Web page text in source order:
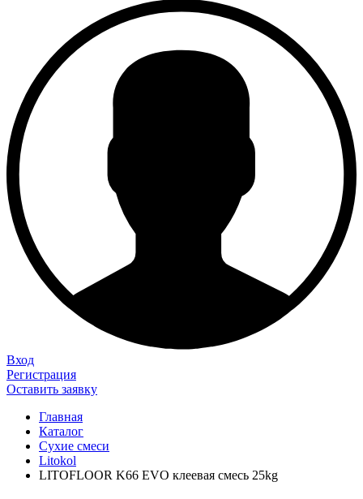
Вход
Регистрация
Оставить заявку
Главная
Каталог
Сухие смеси
Litokol
LITOFLOOR K66 EVO клеевая смесь 25kg